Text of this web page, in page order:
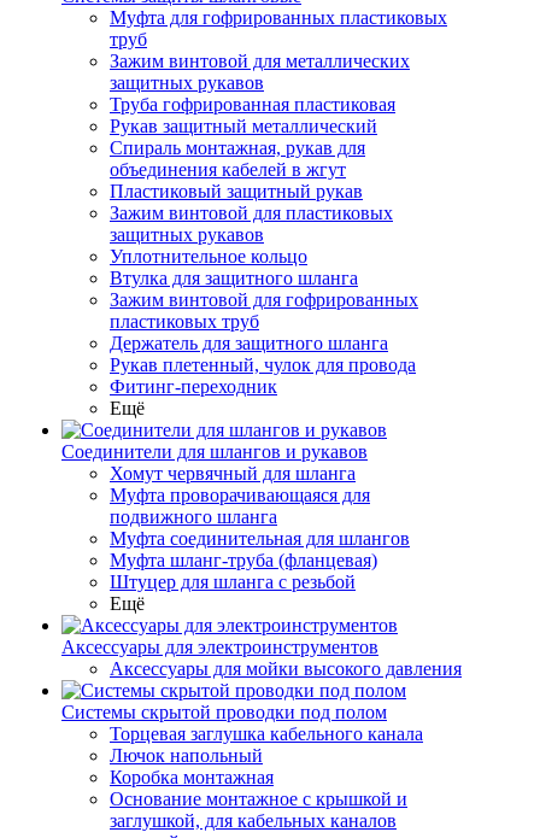
Муфта для гофрированных пластиковых
труб
Зажим винтовой для металлических
защитных рукавов
Труба гофрированная пластиковая
Рукав защитный металлический
Спираль монтажная, рукав для
объединения кабелей в жгут
Пластиковый защитный рукав
Зажим винтовой для пластиковых
защитных рукавов
Уплотнительное кольцо
Втулка для защитного шланга
Зажим винтовой для гофрированных
пластиковых труб
Держатель для защитного шланга
Рукав плетенный, чулок для провода
Фитинг-переходник
Ещё
Соединители для шлангов и рукавов
Хомут червячный для шланга
Муфта проворачивающаяся для
подвижного шланга
Муфта соединительная для шлангов
Муфта шланг-труба (фланцевая)
Штуцер для шланга с резьбой
Ещё
Аксессуары для электроинструментов
Аксессуары для мойки высокого давления
Системы скрытой проводки под полом
Торцевая заглушка кабельного канала
Лючок напольный
Коробка монтажная
Основание монтажное с крышкой и
заглушкой, для кабельных каналов